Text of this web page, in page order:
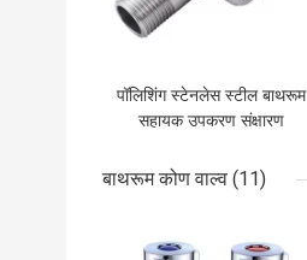
पॉलिशिंग स्टेनलेस स्टील बाथरूम
सहायक उपकरण संक्षारण
बाथरूम कोण वाल्व (11)